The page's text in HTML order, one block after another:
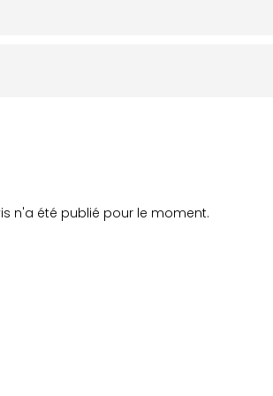
n'a été publié pour le moment.